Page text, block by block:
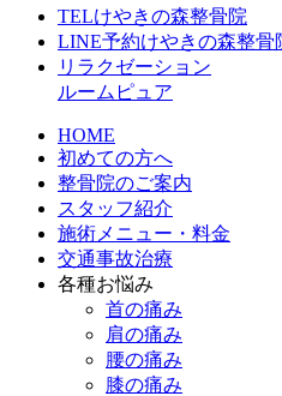
TELけやきの森整骨院
LINE予約けやきの森整骨
リラクゼーション
ルームピュア
HOME
初めての方へ
整骨院のご案内
スタッフ紹介
施術メニュー・料金
交通事故治療
各種お悩み
首の痛み
肩の痛み
腰の痛み
膝の痛み